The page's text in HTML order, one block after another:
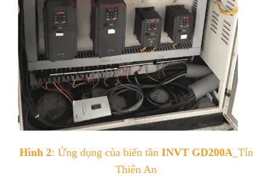
Hình 2: Ứng dụng của biến tần INVT GD200A_Tín
Thiên An